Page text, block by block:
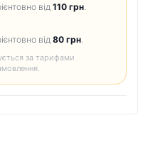
від 110 грн
від 80 грн
за тарифами